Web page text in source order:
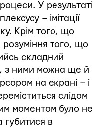
У результаті
– імітації
Крім того, що
того, що
складний
з ними можна ще й
на екрані – і
слідом
моментом було не
губитися в